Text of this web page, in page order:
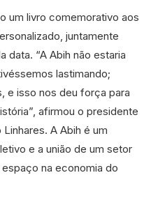
um livro comemorativo aos
juntamente
“A Abih não estaria
lastimando;
e isso nos deu força para
afirmou o presidente
A Abih é um
e a união de um setor
na economia do